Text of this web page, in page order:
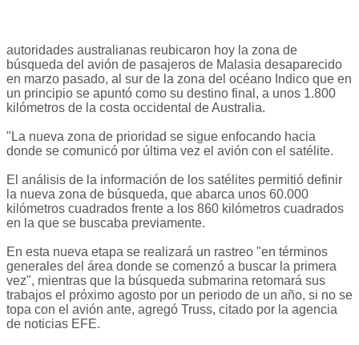
autoridades australianas reubicaron hoy la zona de
búsqueda del avión de pasajeros de Malasia desaparecido
en marzo pasado, al sur de la zona del océano Indico que en
un principio se apuntó como su destino final, a unos 1.800
kilómetros de la costa occidental de Australia.
"La nueva zona de prioridad se sigue enfocando hacia
donde se comunicó por última vez el avión con el satélite.
El análisis de la información de los satélites permitió definir
la nueva zona de búsqueda, que abarca unos 60.000
kilómetros cuadrados frente a los 860 kilómetros cuadrados
en la que se buscaba previamente.
En esta nueva etapa se realizará un rastreo "en términos
generales del área donde se comenzó a buscar la primera
vez", mientras que la búsqueda submarina retomará sus
trabajos el próximo agosto por un periodo de un año, si no se
topa con el avión ante, agregó Truss, citado por la agencia
de noticias EFE.